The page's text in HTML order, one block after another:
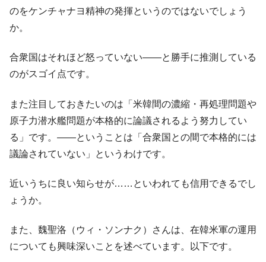
Fact1 今話題の「楽天ライオンズ」とは？
Fact1
Fact1
全て勝つといくら？ 競馬GI競走で勝利騎手がもら
える賞金とは？
Fact1
発表から2日で大崩壊、鳴かず飛ばずに終わりそう
なスーパーリーグとは？
Fact1
日本人マスターズ挑戦の歴史。松山以前に最高位
だった選手とは？
ている意外な選手とは？
Fact1
のをケンチャナヨ精神の発揮というのではないでしょう
か。
合衆国はそれほど怒っていない――と勝手に推測している
のがスゴイ点です。
また注目しておきたいのは「米韓間の濃縮・再処理問題や
原子力潜水艦問題が本格的に論議されるよう努力してい
る」です。――ということは「合衆国との間で本格的には
議論されていない」というわけです。
近いうちに良い知らせが……といわれても信用できるでし
ょうか。
また、魏聖洛（ウィ・ソンナク）さんは、在韓米軍の運用
についても興味深いことを述べています。以下です。